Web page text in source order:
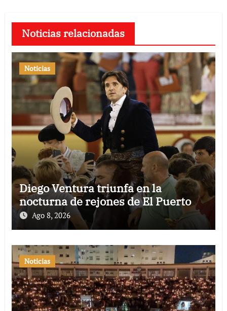
Noticias relacionadas
Noticias
Diego Ventura triunfa en la
nocturna de rejones de El Puerto
Ago 8, 2026
Noticias